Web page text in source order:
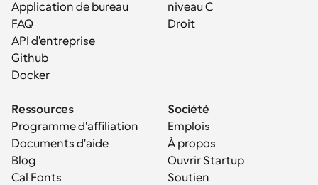
Application de bureau
FAQ
API d'entreprise
Github
Docker
niveau C
Droit
Ressources
Programme d'affiliation
Documents d'aide
Blog
Cal Fonts
Société
Emplois
À propos
Ouvrir Startup
Soutien